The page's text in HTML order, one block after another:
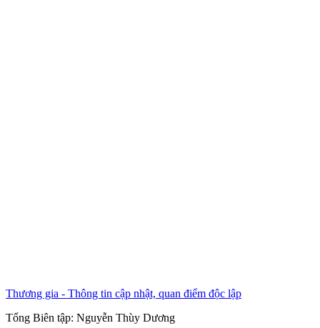
Thương gia - Thông tin cập nhật, quan điểm độc lập
Tổng Biên tập: Nguyễn Thùy Dương